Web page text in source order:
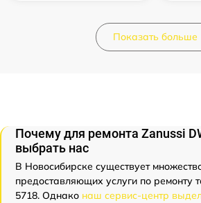
Показать больше
Почему для ремонта Zanussi
выбрать нас
В Новосибирске существует
предоставляющих услуги по ремонту
5718. Однако наш сервис-центр